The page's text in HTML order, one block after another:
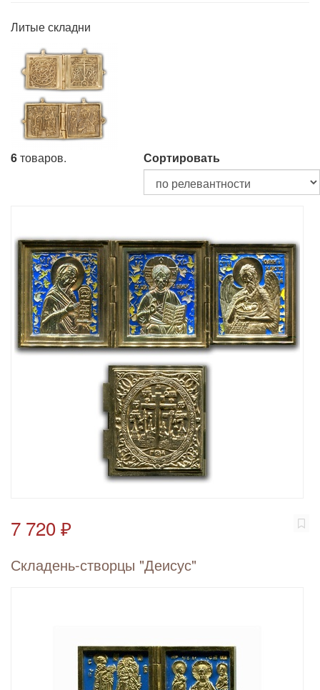
Литые складни
6товаров. Сортировать
7 720 ₽
Складень-створцы "Деисус"